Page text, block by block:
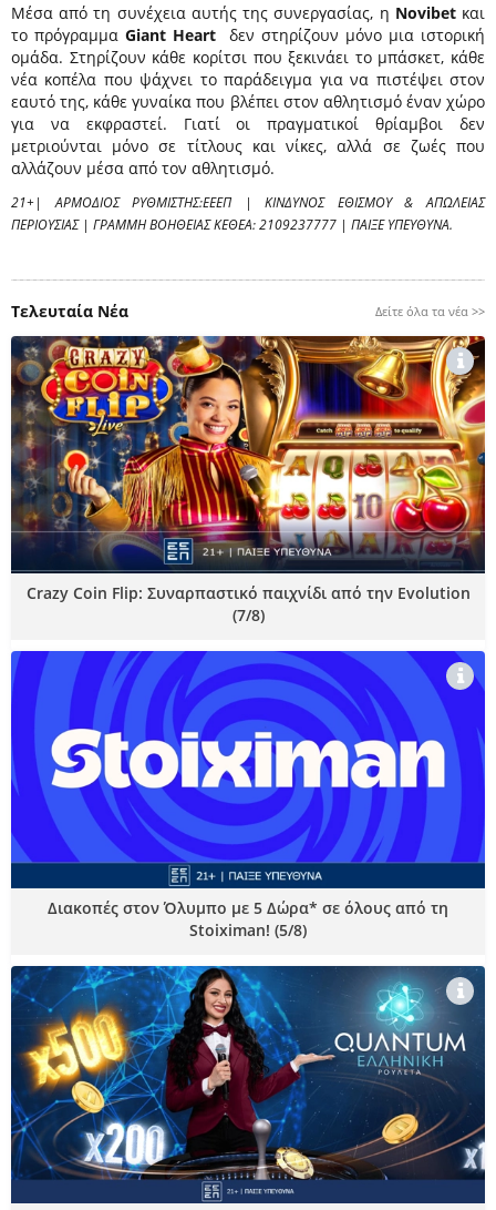
Μέσα από τη συνέχεια αυτής της συνεργασίας, η Novibet και
το πρόγραμμα Giant Heart
δεν στηρίζουν μόνο μια ιστορική
ομάδα. Στηρίζουν κάθε κορίτσι που ξεκινάει το μπάσκετ, κάθε
νέα κοπέλα που ψάχνει το παράδειγμα για να πιστέψει στον
εαυτό της, κάθε γυναίκα που βλέπει στον αθλητισμό έναν χώρο
για να εκφραστεί. Γιατί οι πραγματικοί θρίαμβοι δεν
μετριούνται μόνο σε τίτλους και νίκες, αλλά σε ζωές που
αλλάζουν μέσα από τον αθλητισμό.
21+| ΑΡΜΟΔΙΟΣ ΡΥΘΜΙΣΤΗΣ:ΕΕΕΠ | ΚΙΝΔΥΝΟΣ ΕΘΙΣΜΟΥ & ΑΠΩΛΕΙΑΣ
ΠΕΡΙΟΥΣΙΑΣ | ΓΡΑΜΜΗ ΒΟΗΘΕΙΑΣ ΚΕΘΕΑ: 2109237777 | ΠΑΙΞΕ ΥΠΕΥΘΥΝΑ.
Τελευταία Νέα Δείτε όλα τα νέα >>
Crazy Coin Flip: Συναρπαστικό παιχνίδι από την Evolution
(7/8)
Διακοπές στον Όλυμπο με 5 Δώρα* σε όλους από τη
Stoiximan! (5/8)